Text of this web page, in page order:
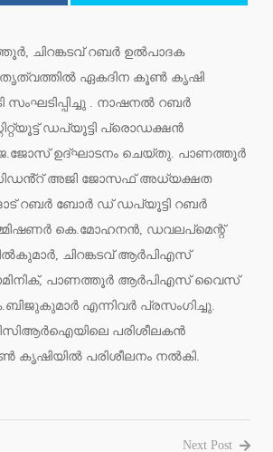
ചിറങ്കടവ് റബർ ഉൽപാദക
ഏകദിന കൂൺ കൃഷി
സംഘടിപ്പിച്ചു . നാഷനൽ റബർ
ഡപ്യൂട്ടി പ്രൊഡക്ഷൻ
ഉദ്ഘാടനം ചെയ്തു. പാണത്തൂർ
അജി ജോസഫ് അധ്യക്ഷത
റബർ ബോർ ഡ് ഡപ്യൂട്ടി റബർ
കെ.മോഹനൻ, ഡവലപ്മെന്റ്
ചിറങ്കടവ് ആർപിഎസ്
പാണത്തൂർ ആർപിഎസ് വൈസ്
എന്നിവർ പ്രസംഗിച്ചു.
പരിശീലകൻ
പരിശീലനം നൽകി.
Next Post